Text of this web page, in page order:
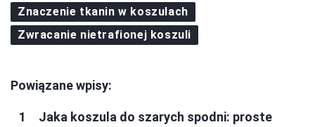
Znaczenie tkanin w koszulach
Zwracanie nietrafionej koszuli
Powiązane wpisy:
Jaka koszula do szarych spodni: proste